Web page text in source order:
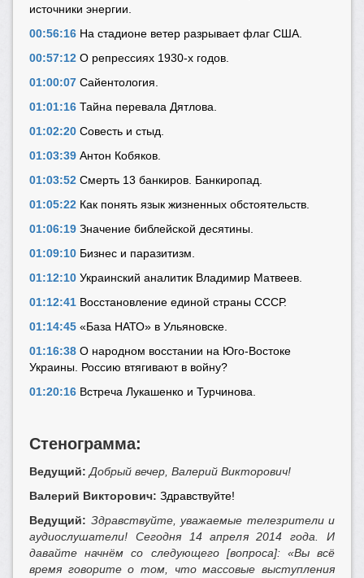
источники энергии.
00:56:16 На стадионе ветер разрывает флаг США.
00:57:12 О репрессиях 1930-х годов.
01:00:07 Сайентология.
01:01:16 Тайна перевала Дятлова.
01:02:20 Совесть и стыд.
01:03:39 Антон Кобяков.
01:03:52 Смерть 13 банкиров. Банкиропад.
01:05:22 Как понять язык жизненных обстоятельств.
01:06:19 Значение библейской десятины.
01:09:10 Бизнес и паразитизм.
01:12:10 Украинский аналитик Владимир Матвеев.
01:12:41 Восстановление единой страны СССР.
01:14:45 «База НАТО» в Ульяновске.
01:16:38 О народном восстании на Юго-Востоке
Украины. Россию втягивают в войну?
01:20:16 Встреча Лукашенко и Турчинова.
Стенограмма:
Ведущий: Добрый вечер, Валерий Викторович!
Валерий Викторович: Здравствуйте!
Ведущий: Здравствуйте, уважаемые телезрители и
аудиослушатели! Сегодня 14 апреля 2014 года. И
давайте начнём со следующего [вопроса]: «Вы всё
время говорите о том, что массовые выступления